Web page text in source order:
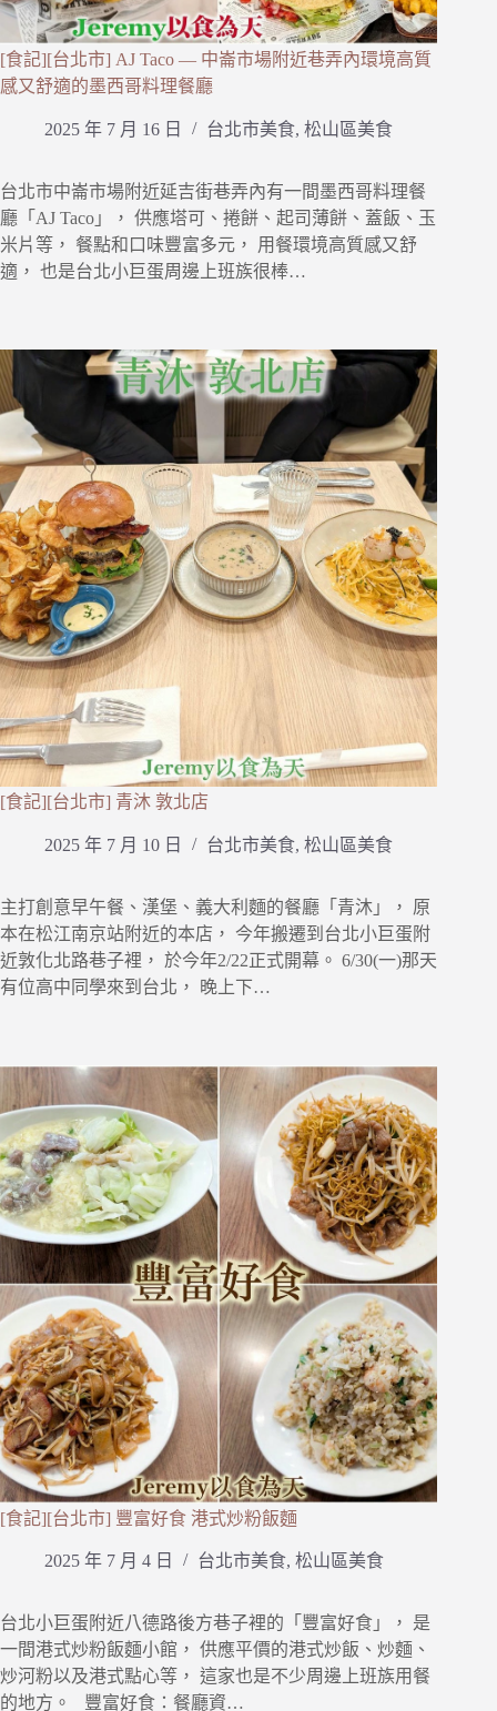
[食記][台北市] AJ Taco — 中崙市場附近巷弄內環境高質
感又舒適的墨西哥料理餐廳
2025 年 7 月 16 日 台北市美食, 松山區美食
台北市中崙市場附近延吉街巷弄內有一間墨西哥料理餐
廳「AJ Taco」， 供應塔可、捲餅、起司薄餅、蓋飯、玉
米片等， 餐點和口味豐富多元， 用餐環境高質感又舒
適， 也是台北小巨蛋周邊上班族很棒…
[食記][台北市] 青沐 敦北店
2025 年 7 月 10 日 台北市美食, 松山區美食
主打創意早午餐、漢堡、義大利麵的餐廳「青沐」， 原
本在松江南京站附近的本店， 今年搬遷到台北小巨蛋附
近敦化北路巷子裡， 於今年2/22正式開幕。 6/30(一)那天
有位高中同學來到台北， 晚上下…
[食記][台北市] 豐富好食 港式炒粉飯麵
2025 年 7 月 4 日 台北市美食, 松山區美食
台北小巨蛋附近八德路後方巷子裡的「豐富好食」， 是
一間港式炒粉飯麵小館， 供應平價的港式炒飯、炒麵、
炒河粉以及港式點心等， 這家也是不少周邊上班族用餐
的地方。 豐富好食：餐廳資…